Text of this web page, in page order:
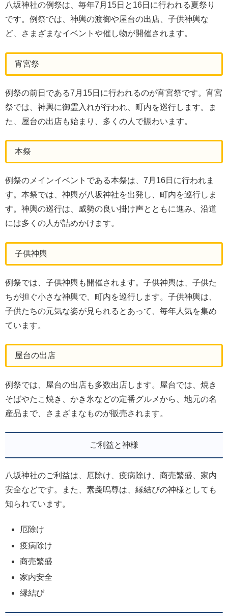
八坂神社の例祭は、毎年7月15日と16日に行われる夏祭り
です。例祭では、神輿の渡御や屋台の出店、子供神輿な
ど、さまざまなイベントや催し物が開催されます。
宵宮祭
例祭の前日である7月15日に行われるのが宵宮祭です。宵宮
祭では、神輿に御霊入れが行われ、町内を巡行します。ま
た、屋台の出店も始まり、多くの人で賑わいます。
本祭
例祭のメインイベントである本祭は、7月16日に行われま
す。本祭では、神輿が八坂神社を出発し、町内を巡行しま
す。神輿の巡行は、威勢の良い掛け声とともに進み、沿道
には多くの人が詰めかけます。
子供神輿
例祭では、子供神輿も開催されます。子供神輿は、子供た
ちが担ぐ小さな神輿で、町内を巡行します。子供神輿は、
子供たちの元気な姿が見られるとあって、毎年人気を集め
ています。
屋台の出店
例祭では、屋台の出店も多数出店します。屋台では、焼き
そばやたこ焼き、かき氷などの定番グルメから、地元の名
産品まで、さまざまなものが販売されます。
ご利益と神様
八坂神社のご利益は、厄除け、疫病除け、商売繁盛、家内
安全などです。また、素戔嗚尊は、縁結びの神様としても
知られています。
厄除け
疫病除け
商売繁盛
家内安全
縁結び